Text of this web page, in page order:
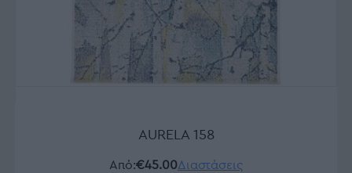
AURELA 158
Από:€45.00Διαστάσεις